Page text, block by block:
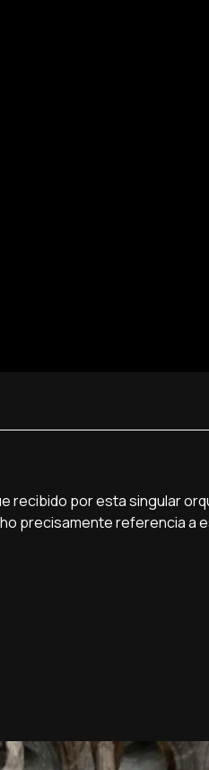
recibido por esta singular
precisamente referencia a